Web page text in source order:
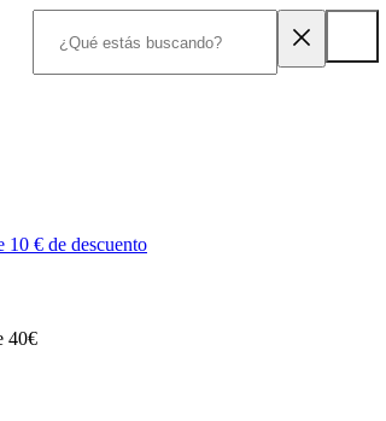
10 € de descuento
40€